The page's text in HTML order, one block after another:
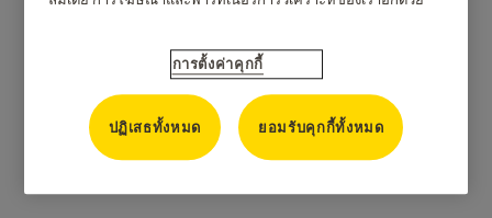
การตั้งค่าคุกกี้
ปฏิเสธทั้งหมด ยอมรับคุกกี้ทั้งหมด